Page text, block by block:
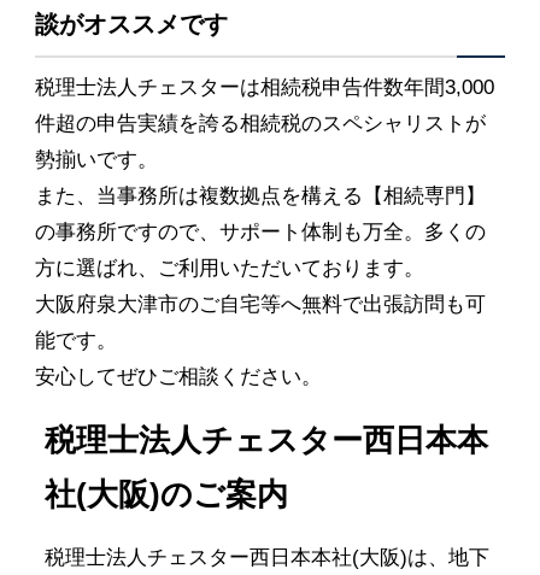
談がオススメです
税理士法人チェスターは相続税申告件数年間3,000
件超の申告実績を誇る相続税のスペシャリストが
勢揃いです。
また、当事務所は複数拠点を構える【相続専門】
の事務所ですので、サポート体制も万全。多くの
方に選ばれ、ご利用いただいております。
大阪府泉大津市のご自宅等へ無料で出張訪問も可
能です。
安心してぜひご相談ください。
税理士法人チェスター西日本本
社(大阪)のご案内
税理士法人チェスター西日本本社(大阪)は、地下